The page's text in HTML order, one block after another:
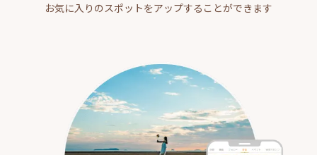
お気に入りのスポットをアップすることができます